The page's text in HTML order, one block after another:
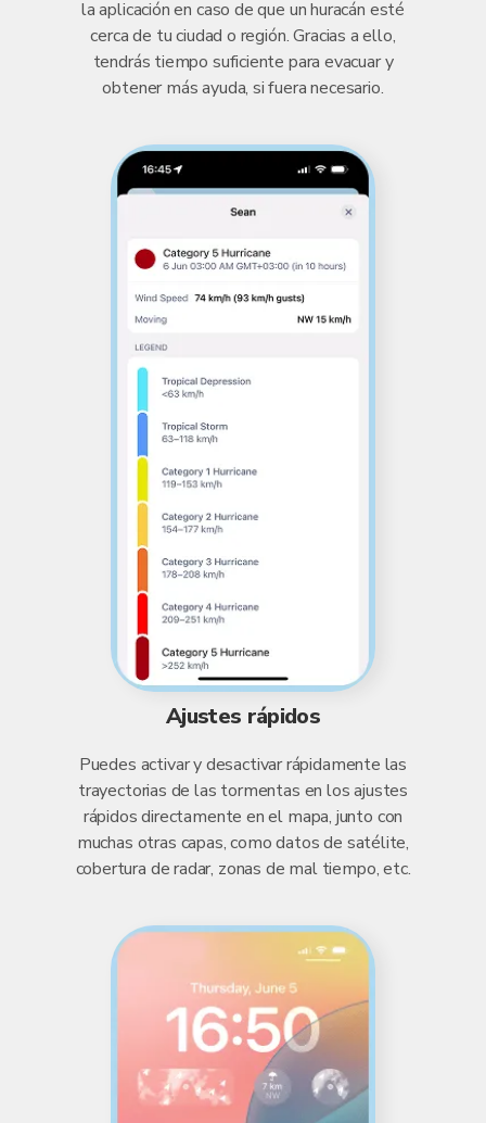
la aplicación en caso de que un huracán esté
cerca de tu ciudad o región. Gracias a ello,
tendrás tiempo suficiente para evacuar y
obtener más ayuda, si fuera necesario.
Ajustes rápidos
Puedes activar y desactivar rápidamente las
trayectorias de las tormentas en los ajustes
rápidos directamente en el mapa, junto con
muchas otras capas, como datos de satélite,
cobertura de radar, zonas de mal tiempo, etc.